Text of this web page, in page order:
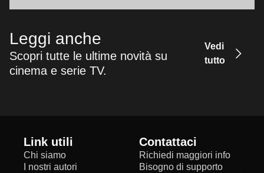
Leggi anche
Scopri tutte le ultime novità su
cinema e serie TV.
Vedi
tutto
Link utili
Chi siamo
I nostri autori
Contattaci
Richiedi maggiori info
Bisogno di supporto